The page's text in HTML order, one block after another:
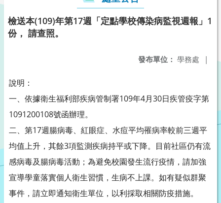
檢送本(109)年第17週「定點學校傳染病監視週報」1
份， 請查照。
發布單位： 學務處 |
說明：
一、依據衛生福利部疾病管制署109年4月30日疾管疫字第
1091200108號函辦理。
二、第17週腸病毒、紅眼症、水痘平均罹病率較前三週平
均值上升，其餘3項監測疾病持平或下降。目前社區仍有流
感病毒及腸病毒活動；為避免校園發生流行疫情，請加強
宣導學童落實個人衛生習慣，生病不上課。如有疑似群聚
事件，請立即通知衛生單位，以利採取相關防疫措施。